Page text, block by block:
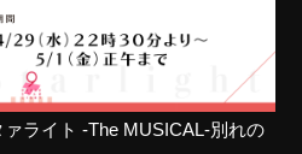
ライト -The MUSICAL-別れの